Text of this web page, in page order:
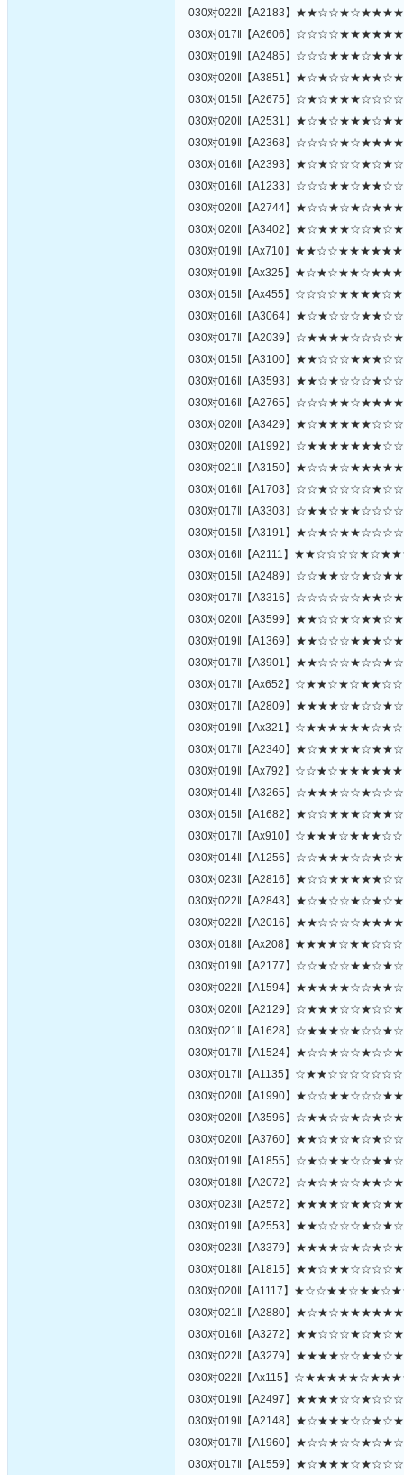
030对022‖【A2183】
030对017‖【A2606】
030对019‖【A2485】
030对020‖【A3851】
030对015‖【A2675】
030对020‖【A2531】
030对019‖【A2368】
030对016‖【A2393】
030对016‖【A1233】
030对020‖【A2744】
030对020‖【A3402】
030对019‖【Ax710】
030对019‖【Ax325】
030对015‖【Ax455】
030对016‖【A3064】
030对017‖【A2039】
030对015‖【A3100】
030对016‖【A3593】
030对016‖【A2765】
030对020‖【A3429】
030对020‖【A1992】
030对021‖【A3150】
030对016‖【A1703】
030对017‖【A3303】
030对015‖【A3191】
030对016‖【A2111】
030对015‖【A2489】
030对017‖【A3316】
030对020‖【A3599】
030对019‖【A1369】
030对017‖【A3901】
030对017‖【Ax652】
030对017‖【A2809】
030对019‖【Ax321】
030对017‖【A2340】
030对019‖【Ax792】
030对014‖【A3265】
030对015‖【A1682】
030对017‖【Ax910】
030对014‖【A1256】
030对023‖【A2816】
030对022‖【A2843】
030对022‖【A2016】
030对018‖【Ax208】
030对019‖【A2177】
030对022‖【A1594】
030对020‖【A2129】
030对021‖【A1628】
030对017‖【A1524】
030对017‖【A1135】
030对020‖【A1990】
030对020‖【A3596】
030对020‖【A3760】
030对019‖【A1855】
030对018‖【A2072】
030对023‖【A2572】
030对019‖【A2553】
030对023‖【A3379】
030对018‖【A1815】
030对020‖【A1117】
030对021‖【A2880】
030对016‖【A3272】
030对022‖【A3279】
030对022‖【Ax115】
030对019‖【A2497】
030对019‖【A2148】
030对017‖【A1960】
030对017‖【A1559】